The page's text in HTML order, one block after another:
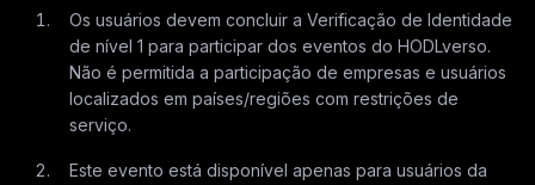
Os usuários devem concluir a Verificação de Identidade
de nível 1 para participar dos eventos do HODLverso.
Não é permitida a participação de empresas e usuários
localizados em países/regiões com restrições de
serviço.
Este evento está disponível apenas para usuários da